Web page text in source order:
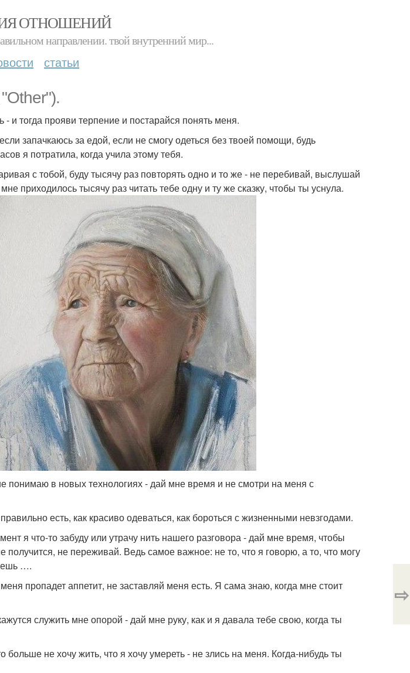
ОТНОШЕНИЙ
направлении. твой внутренний мир...
статьи
- и тогда прояви терпение и постарайся понять меня.
запачкаюсь за едой, если не смогу одеться без твоей помощи, будь
я потратила, когда учила этому тебя.
с тобой, буду тысячу раз повторять одно и то же - не перебивай, выслушай
приходилось тысячу раз читать тебе одну и ту же сказку, чтобы ты уснула.
понимаю в новых технологиях - дай мне время и не смотри на меня с
есть, как красиво одеваться, как бороться с жизненными невзгодами.
я что-то забуду или утрачу нить нашего разговора - дай мне время, чтобы
получится, не переживай. Ведь самое важное: не то, что я говорю, а то, что могу
….
пропадет аппетит, не заставляй меня есть. Я сама знаю, когда мне стоит
служить мне опорой - дай мне руку, как и я давала тебе свою, когда ты
не хочу жить, что я хочу умереть - не злись на меня. Когда-нибудь ты
⇨